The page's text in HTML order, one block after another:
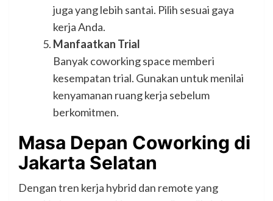
juga yang lebih santai. Pilih sesuai gaya
kerja Anda.
Manfaatkan Trial
Banyak coworking space memberi
kesempatan trial. Gunakan untuk menilai
kenyamanan ruang kerja sebelum
berkomitmen.
Masa Depan Coworking di
Jakarta Selatan
Dengan tren kerja hybrid dan remote yang